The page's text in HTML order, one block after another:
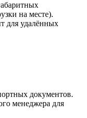
на месте).
для удалённых
документов.
менеджера для